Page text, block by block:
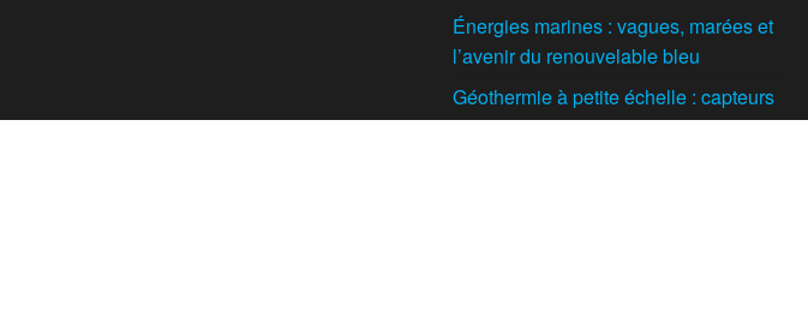
Énergies marines : vagues, marées et
l’avenir du renouvelable bleu
Géothermie à petite échelle : capteurs
enterrés et maisons individuelles